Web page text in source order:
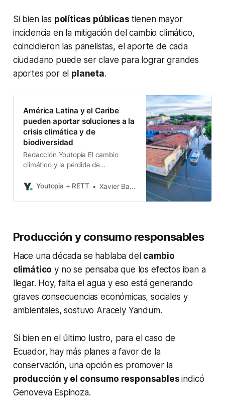
Si bien las políticas públicas tienen mayor
incidencia en la mitigación del cambio climático,
coincidieron las panelistas, el aporte de cada
ciudadano puede ser clave para lograr grandes
aportes por el planeta.
América Latina y el Caribe
pueden aportar soluciones a la
crisis climática y de
biodiversidad
Redacción Youtopía El cambio
climático y la pérdida de
bienestar de la humanidad y la
pasó de un promedio de 28 por año
Youtopia + RETT Xavier Basantes
Producción y consumo responsables
Hace una década se hablaba del cambio
climático y no se pensaba que los efectos iban a
llegar. Hoy, falta el agua y eso está generando
graves consecuencias económicas, sociales y
ambientales, sostuvo Aracely Yandum.
Si bien en el último lustro, para el caso de
Ecuador, hay más planes a favor de la
conservación, una opción es promover la
producción y el consumo responsablesindicó
Genoveva Espinoza.